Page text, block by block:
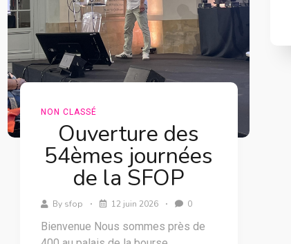
NON CLASSÉ
Ouverture des
54èmes journées
de la SFOP
By sfop 12 juin 2026 0
Bienvenue Nous sommes près de